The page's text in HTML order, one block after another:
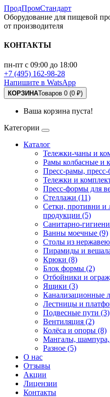
ПродПромСтандарт
Оборудование для пищевой
от производителя
КОНТАКТЫ
пн-пт с 09:00 до 18:00
+7 (495) 162-98-28
Напишите в WatsApp
КОРЗИНАТоваров 0 (0 ₽)
Ваша корзина пуста!
Категории
Каталог
Тележки-чаны и
Рамы колбасные и
Пресс-рамы,
Тележки и
Пресс-формы для
Стеллажи (11)
Сетки, противни и
продукции (5)
Санитарно-
Ванны моечные (9)
Столы из
Пирамиды и
Крюки (8)
Блок формы (2)
Отбойники и
Ящики (3)
Канализационные
Лестницы и
Подвесные пути (3)
Вентиляция (2)
Колёса и опоры (8)
Мангалы, шампура,
Разное (5)
О нас
Отзывы
Акции
Лицензии
Контакты